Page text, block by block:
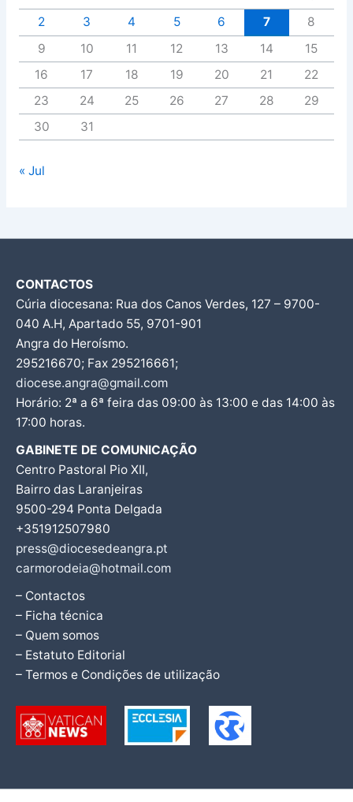
2
3 4 5 6 7
8
9
10 11 12 13 14
15
16
17 18 19 20 21
22
23
24 25 26 27 28
29
30
31
« Jul
CONTACTOS
Cúria diocesana: Rua dos Canos Verdes, 127 – 9700-
040 A.H, Apartado 55, 9701-901
Angra do Heroísmo.
295216670; Fax 295216661;
diocese.angra@gmail.com
Horário: 2ª a 6ª feira das 09:00 às 13:00 e das 14:00 às
17:00 horas.
GABINETE DE COMUNICAÇÃO
Centro Pastoral Pio XII,
Bairro das Laranjeiras
9500-294 Ponta Delgada
+351912507980
press@diocesedeangra.pt
carmorodeia@hotmail.com
– Contactos
– Ficha técnica
– Quem somos
– Estatuto Editorial
– Termos e Condições de utilização